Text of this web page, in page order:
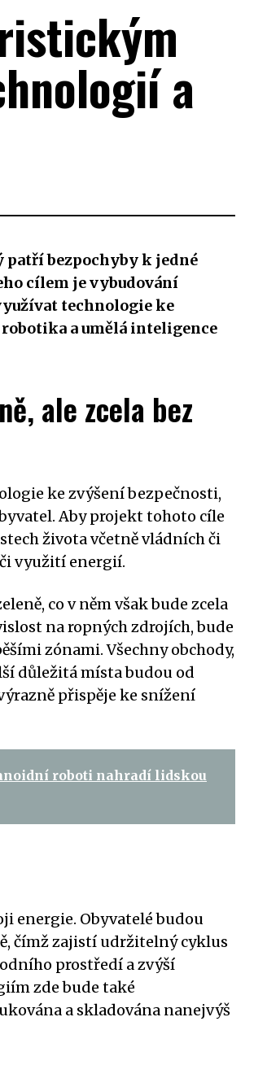
a
patří bezpochyby k jedné
cílem je vybudování
technologie ke
a umělá inteligence
ale zcela bez
ke zvýšení bezpečnosti,
Aby projekt tohoto cíle
života včetně vládních či
využití energií.
co v něm však bude zcela
na ropných zdrojích, bude
zónami. Všechny obchody,
důležitá místa budou od
přispěje ke snížení
roboti nahradí lidskou
energie. Obyvatelé budou
čímž zajistí udržitelný cyklus
prostředí a zvýší
zde bude také
a skladována nanejvýš